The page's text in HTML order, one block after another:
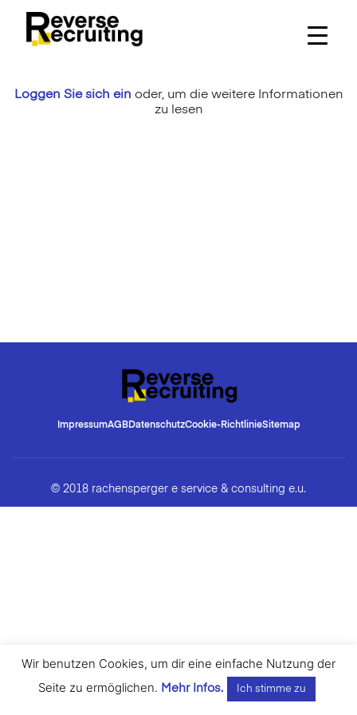
content
Loggen Sie sich ein oder, um die weitere Informationen
zu lesen
ImpressumAGBDatenschutzCookie-RichtlinieSitemap
© 2018 rachensperger e service & consulting e.u.
Wir benutzen Cookies, um dir eine einfache Nutzung der
Seite zu ermöglichen. Mehr Infos. Ich stimme zu